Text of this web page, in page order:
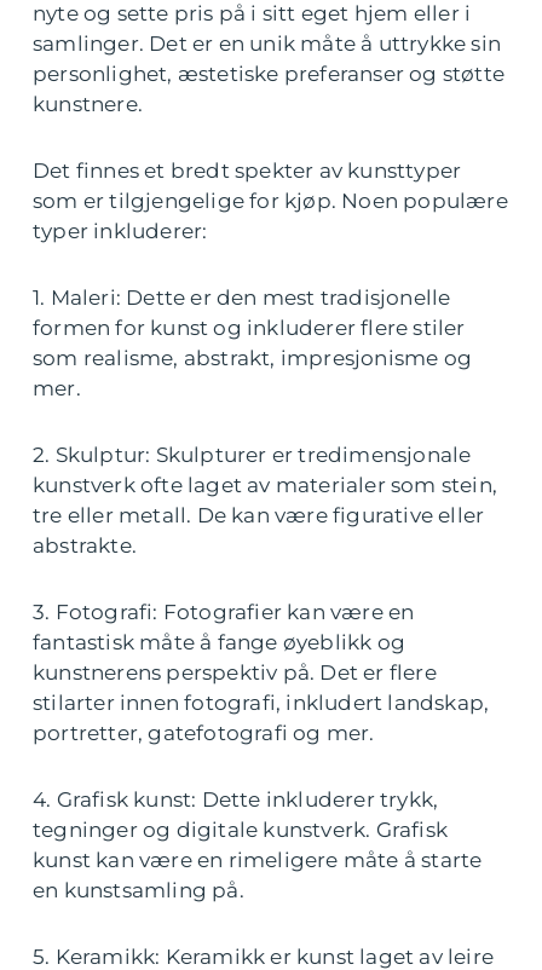
nyte og sette pris på i sitt eget hjem eller i
samlinger. Det er en unik måte å uttrykke sin
personlighet, æstetiske preferanser og støtte
kunstnere.
Det finnes et bredt spekter av kunsttyper
som er tilgjengelige for kjøp. Noen populære
typer inkluderer:
1. Maleri: Dette er den mest tradisjonelle
formen for kunst og inkluderer flere stiler
som realisme, abstrakt, impresjonisme og
mer.
2. Skulptur: Skulpturer er tredimensjonale
kunstverk ofte laget av materialer som stein,
tre eller metall. De kan være figurative eller
abstrakte.
3. Fotografi: Fotografier kan være en
fantastisk måte å fange øyeblikk og
kunstnerens perspektiv på. Det er flere
stilarter innen fotografi, inkludert landskap,
portretter, gatefotografi og mer.
4. Grafisk kunst: Dette inkluderer trykk,
tegninger og digitale kunstverk. Grafisk
kunst kan være en rimeligere måte å starte
en kunstsamling på.
5. Keramikk: Keramikk er kunst laget av leire